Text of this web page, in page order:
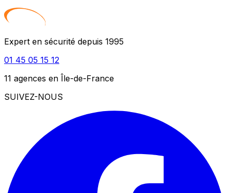
Expert en sécurité depuis 1995
01 45 05 15 12
11 agences en Île-de-France
SUIVEZ-NOUS